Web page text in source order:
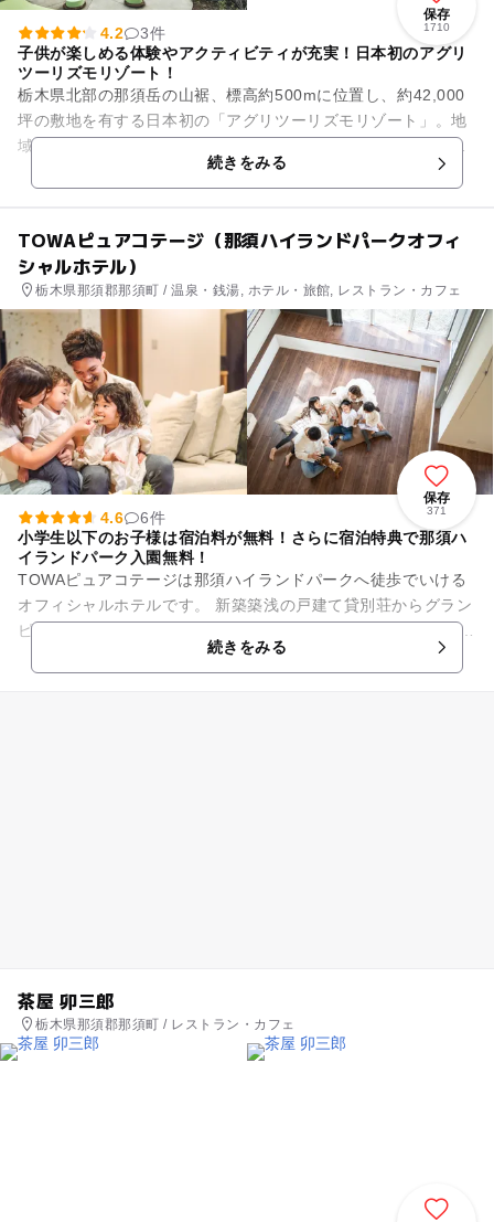
保存
1710
4.2
3件
子供が楽しめる体験やアクティビティが充実！日本初のアグリ
ツーリズモリゾート！
栃木県北部の那須岳の山裾、標高約500mに位置し、約42,000
坪の敷地を有する日本初の「アグリツーリズモリゾート」。地
域の生産活動に触れる体験を軸に、リゾートホテルでの食事や
続きをみる
TOWAピュアコテージ（那須ハイランドパークオフィ
シャルホテル）
栃木県那須郡那須町 / 温泉・銭湯, ホテル・旅館, レストラン・カフェ
保存
371
4.6
6件
小学生以下のお子様は宿泊料が無料！さらに宿泊特典で那須ハ
イランドパーク入園無料！
TOWAピュアコテージは那須ハイランドパークへ徒歩でいける
オフィシャルホテルです。 新築築浅の戸建て貸別荘からグラン
ピング、コテージ、わんちゃん連れOKのお部屋など、多種多様
続きをみる
茶屋 卯三郎
栃木県那須郡那須町 / レストラン・カフェ